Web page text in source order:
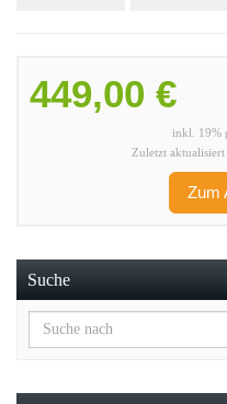
449,00 €
inkl. 19%
Zuletzt
Zum
Suche